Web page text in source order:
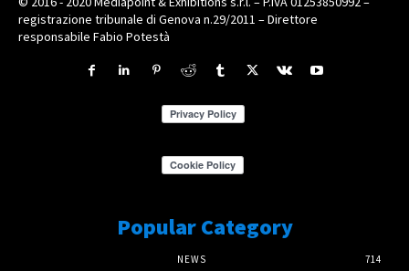
registrazione tribunale di Genova n.29/2011 – Direttore
responsabile Fabio Potestà
Popular Category
NEWS
714